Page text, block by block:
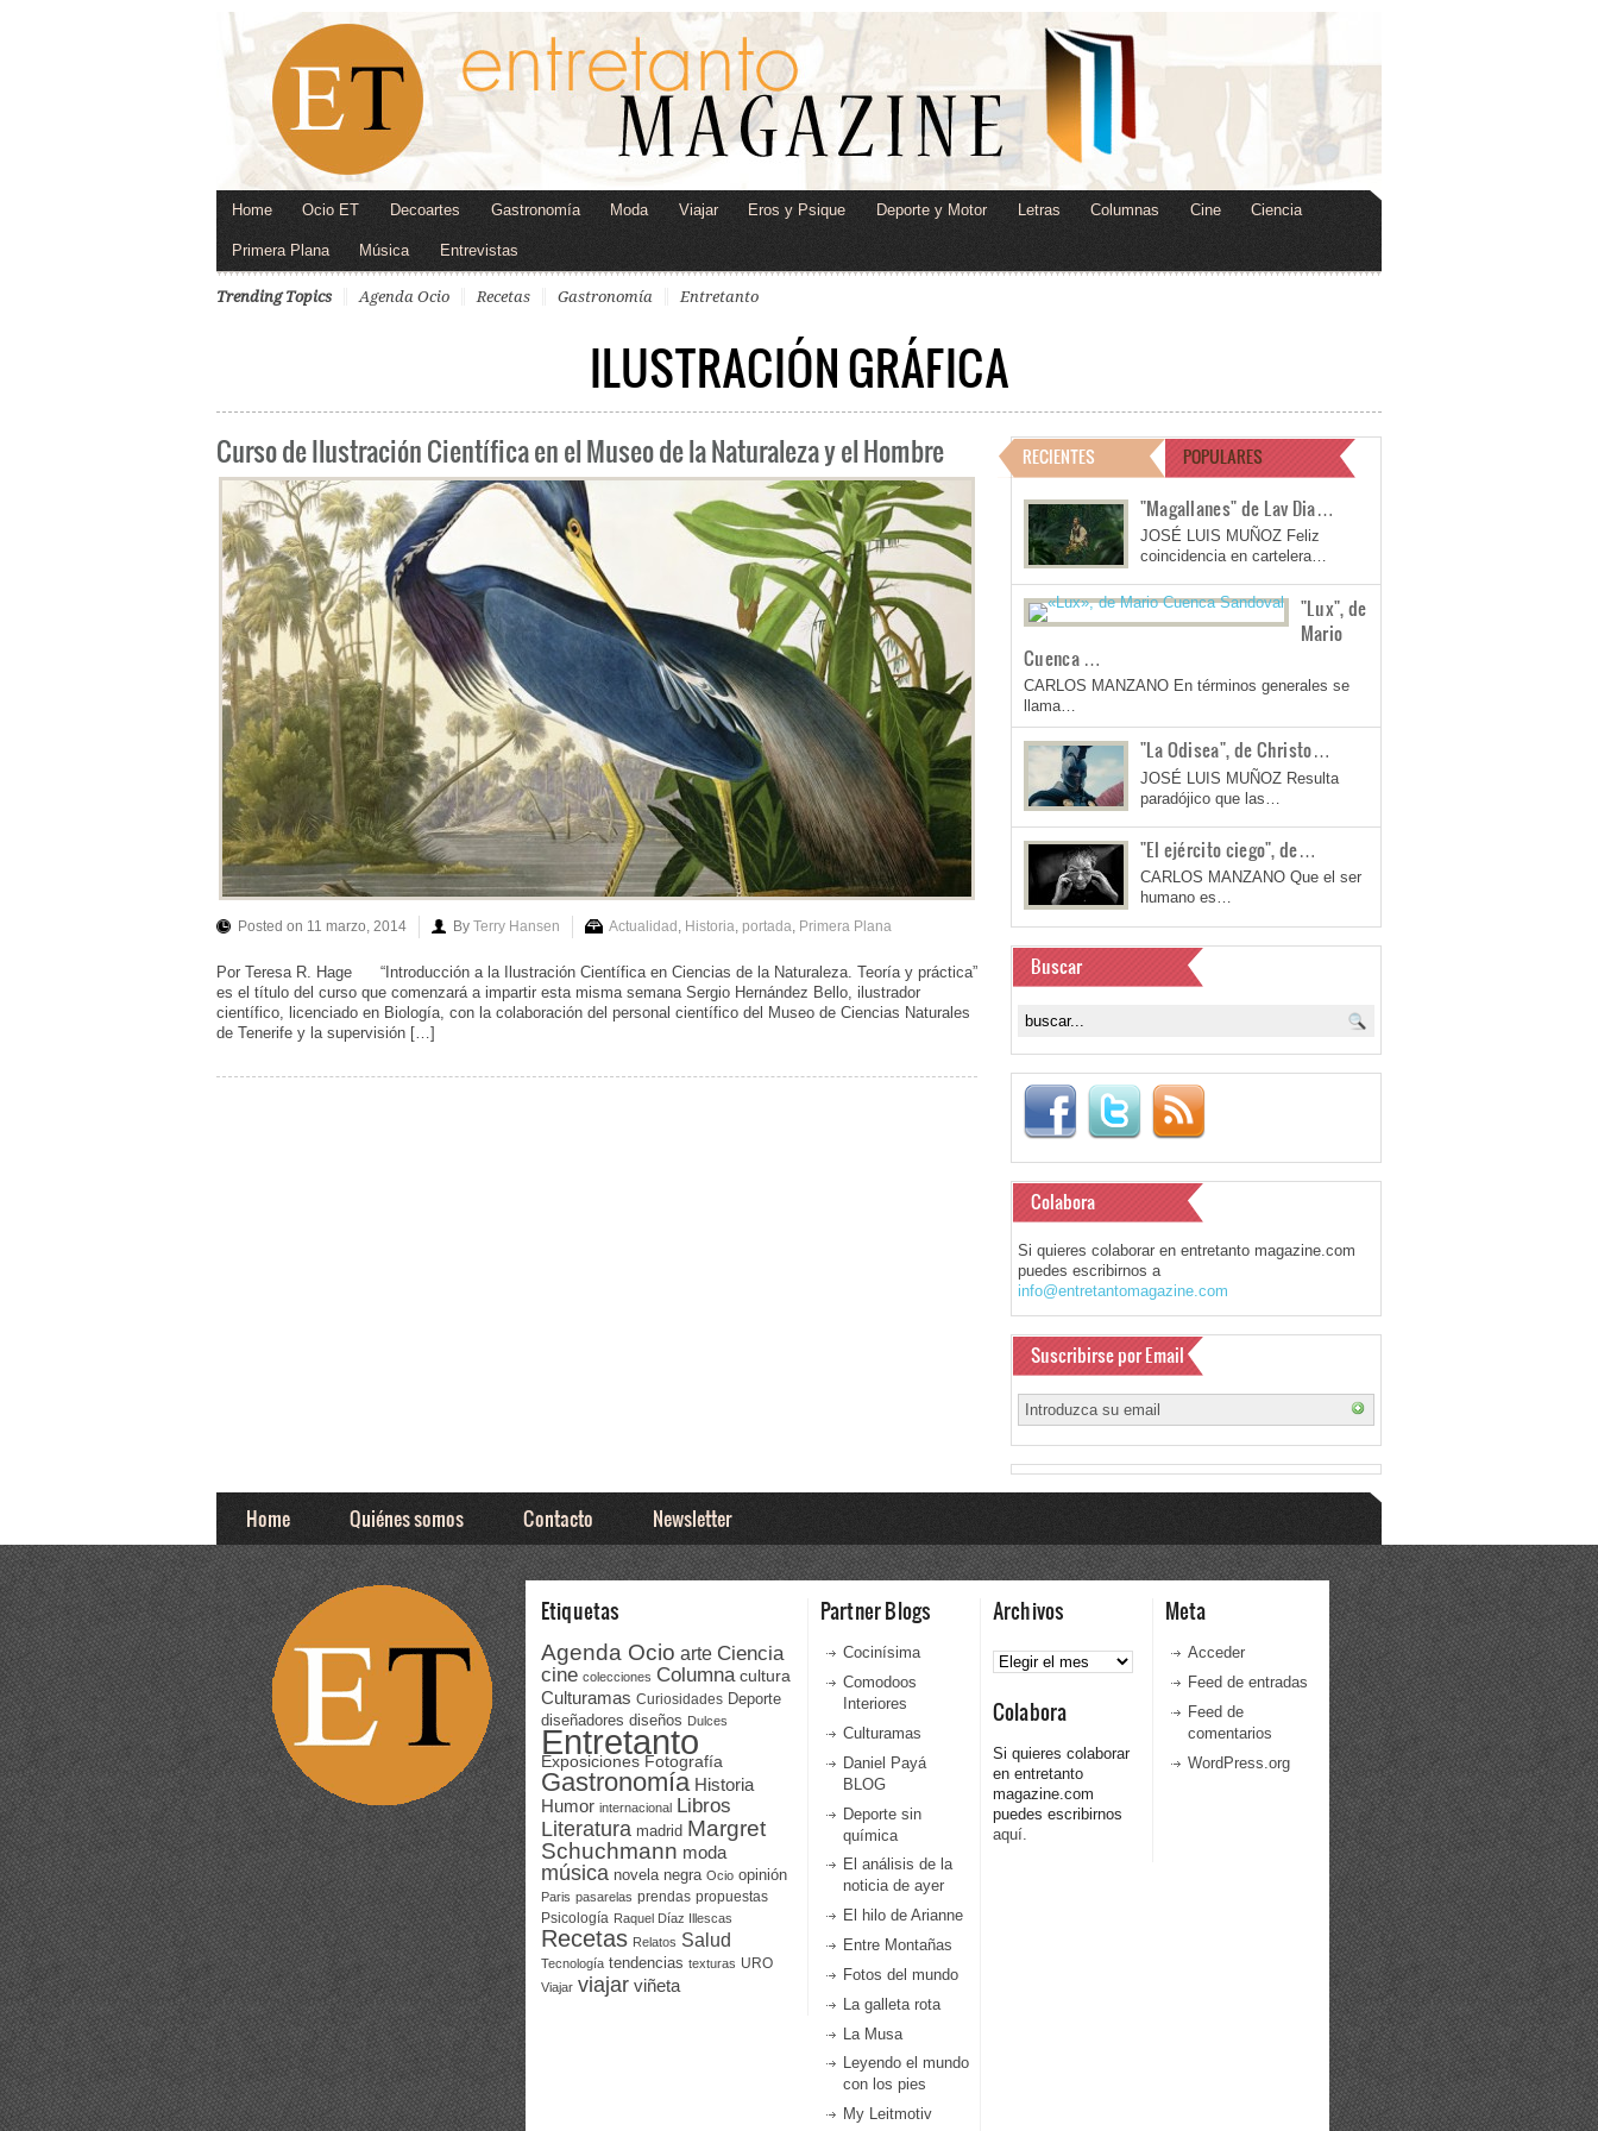
Home Ocio ET Decoartes Gastronomía Moda Viajar Eros y Psique Deporte y Motor Letras Columnas Cine Ciencia
Primera Plana Música Entrevistas
Trending Topics Agenda Ocio Recetas Gastronomía Entretanto
ILUSTRACIÓN GRÁFICA
Curso de Ilustración Científica en el Museo de la Naturaleza y el Hombre
Posted on 11 marzo, 2014 By Terry Hansen Actualidad Historia portada Primera Plana
Por Teresa R. Hage “Introducción a la Ilustración Científica en Ciencias de la Naturaleza. Teoría y práctica”
es el título del curso que comenzará a impartir esta misma semana Sergio Hernández Bello, ilustrador
científico, licenciado en Biología, con la colaboración del personal científico del Museo de Ciencias Naturales
de Tenerife y la supervisión […]
RECIENTES POPULARES
"Magallanes" de Lav Dia…
JOSÉ LUIS MUÑOZ Feliz
coincidencia en cartelera…
"Lux", de
Mario
Cuenca …
CARLOS MANZANO En términos generales se
llama…
"La Odisea", de Christo…
JOSÉ LUIS MUÑOZ Resulta
paradójico que las…
"El ejército ciego", de…
CARLOS MANZANO Que el ser
humano es…
Buscar
Colabora
Si quieres colaborar en entretanto magazine.com
puedes escribirnos a
info@entretantomagazine.com
Suscribirse por Email
Home Quiénes somos Contacto Newsletter
Etiquetas
Agenda Ocio arte Ciencia
cine colecciones Columna cultura
Culturamas Curiosidades Deporte
diseñadores diseños Dulces
Entretanto
Exposiciones Fotografía
Gastronomía Historia
Humor internacional Libros
Literatura madrid Margret
Schuchmann moda
música novela negra Ocio opinión
Paris pasarelas prendas propuestas
Psicología Raquel Díaz Illescas
Recetas Relatos Salud
Tecnología tendencias texturas URO
Viajar viajar viñeta
Partner Blogs
Cocinísima
Comodoos
Interiores
Culturamas
Daniel Payá
BLOG
Deporte sin
química
El análisis de la
noticia de ayer
El hilo de Arianne
Entre Montañas
Fotos del mundo
La galleta rota
La Musa
Leyendo el mundo
con los pies
My Leitmotiv
Archivos
Archivos
Colabora
Si quieres colaborar
en entretanto
magazine.com
puedes escribirnos
aquí.
Meta
Acceder
Feed de entradas
Feed de
comentarios
WordPress.org